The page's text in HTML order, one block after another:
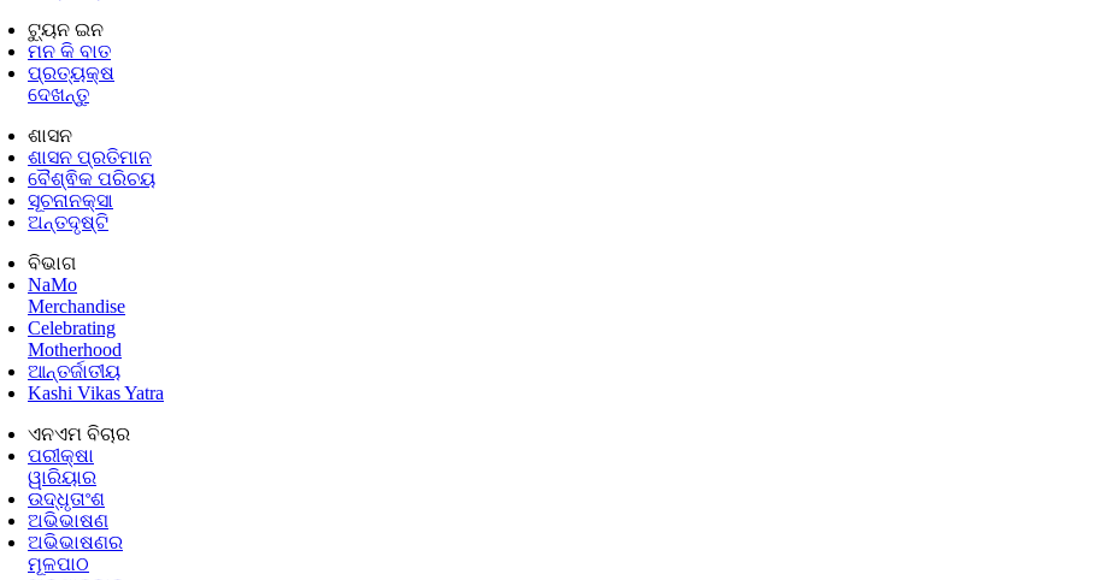
ଟ୍ୟୁନ ଇନ
ମନ କି ବାତ
ପ୍ରତ୍ୟକ୍ଷ
ଦେଖନ୍ତୁ
ଶାସନ
ଶାସନ ପ୍ରତିମାନ
ବୈଶ୍ଵିକ ପରିଚୟ
ସୂଚନାନକ୍ସା
ଅନ୍ତଦୃଷ୍ଟି
ବିଭାଗ
NaMo
Merchandise
Celebrating
Motherhood
ଆନ୍ତର୍ଜାତୀୟ
Kashi Vikas Yatra
ଏନଏମ ବିଚାର
ପରୀକ୍ଷା
ୱାରିୟାର
ଉଦ୍ଧୃତାଂଶ
ଅଭିଭାଷଣ
ଅଭିଭାଷଣର
ମୂଳପାଠ